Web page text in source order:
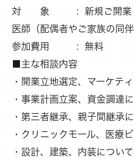
対 象 : 新規ご開業・
医師（配偶者やご家族の同伴
参加費用 : 無料
■主な相談内容
・開業立地選定、マーケテ
・事業計画立案、資金調達
・第三者継承、親子間継承
・クリニックモール、医療
・設計、建築、内装について